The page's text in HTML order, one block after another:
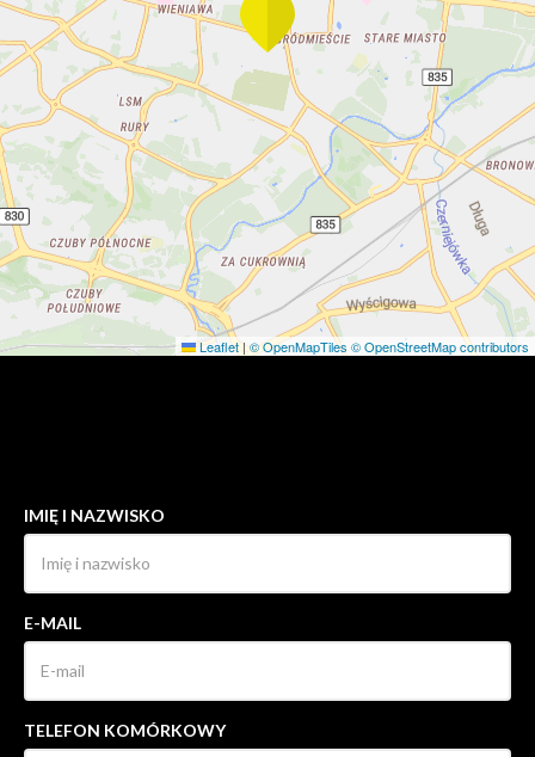
Leaflet|© OpenMapTiles © OpenStreetMap contributors
IMIĘ I NAZWISKO
E-MAIL
TELEFON KOMÓRKOWY